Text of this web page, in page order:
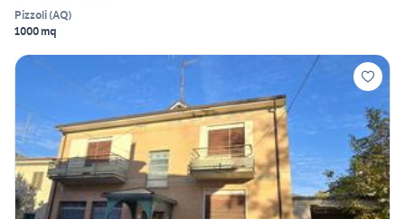
Pizzoli(AQ)
1000 mq